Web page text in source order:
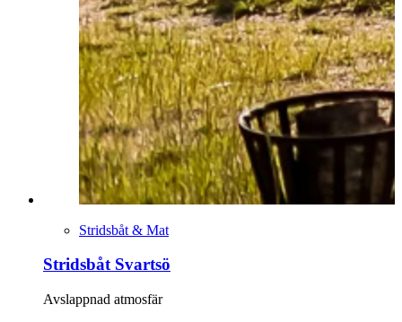
Stridsbåt & Mat
Stridsbåt Svartsö
Avslappnad atmosfär